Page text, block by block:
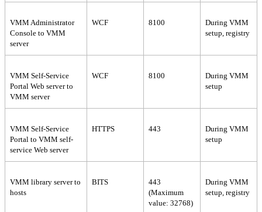
VMM Administrator
Console to VMM
server
WCF 8100
During VMM
setup, registry
VMM Self-Service
Portal Web server to
VMM server
WCF 8100
During VMM
setup
VMM Self-Service
Portal to VMM self-
service Web server
HTTPS 443
During VMM
setup
VMM library server to
hosts
BITS
443
(Maximum
value: 32768)
During VMM
setup, registry